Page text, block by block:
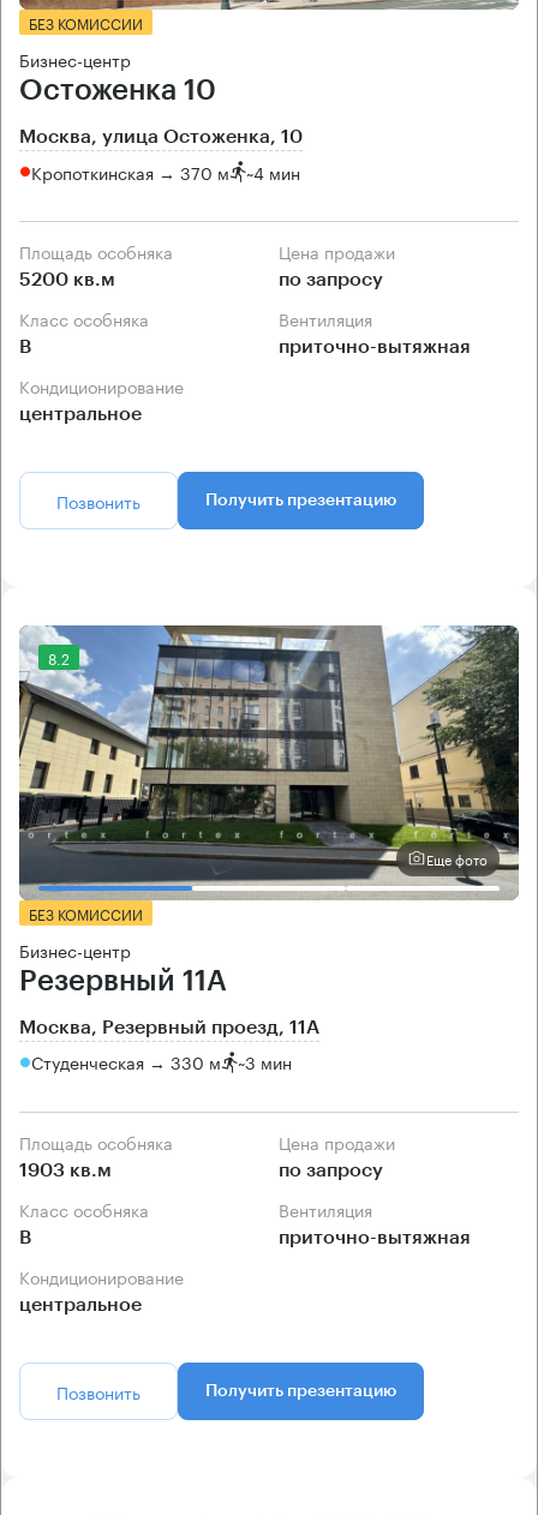
БЕЗ КОМИССИИ
Бизнес-центр
Остоженка 10
Москва, улица Остоженка, 10
Кропоткинская → 370 м ~4 мин
Площадь особняка
5200 кв.м
Цена продажи
по запросу
Класс особняка
B
Вентиляция
приточно-вытяжная
Кондиционирование
центральное
Позвонить Получить презентацию
8.2
Еще фото
БЕЗ КОМИССИИ
Бизнес-центр
Резервный 11А
Москва, Резервный проезд, 11А
Студенческая → 330 м ~3 мин
Площадь особняка
1903 кв.м
Цена продажи
по запросу
Класс особняка
B
Вентиляция
приточно-вытяжная
Кондиционирование
центральное
Позвонить Получить презентацию